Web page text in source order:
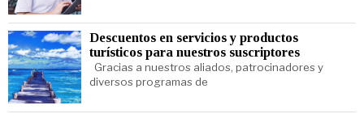
Descuentos en servicios y productos
turísticos para nuestros suscriptores
Gracias a nuestros aliados, patrocinadores y
diversos programas de